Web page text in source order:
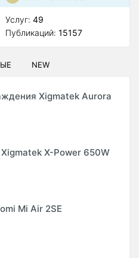
Услуг: 49
Публикаций: 15157
NEW
Xigmatek Aurora
X-Power 650W
Mi Air 2SE